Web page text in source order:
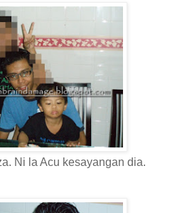
Ni la Acu kesayangan dia.